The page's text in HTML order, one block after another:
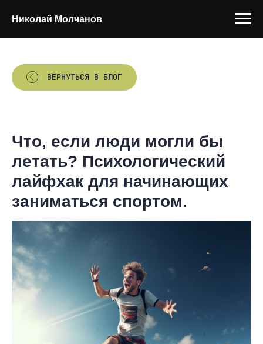
Николай Молчанов
ВЕРНУТЬСЯ В БЛОГ
Что, если люди могли бы
летать? Психологический
лайфхак для начинающих
заниматься спортом.